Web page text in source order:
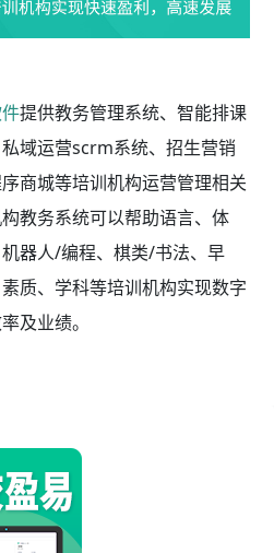
提供教务管理系统、智能排课
域运营scrm系统、招生营销
商城等培训机构运营管理相关
教务系统可以帮助语言、体
器人/编程、棋类/书法、早
质、学科等培训机构实现数字
及业绩。